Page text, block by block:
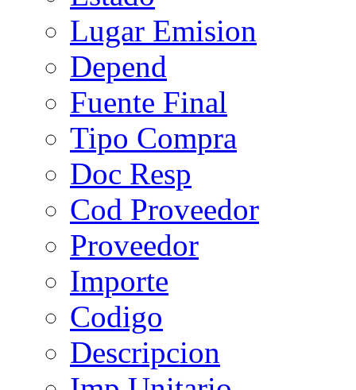
Lugar Emision
Depend
Fuente Final
Tipo Compra
Doc Resp
Cod Proveedor
Proveedor
Importe
Codigo
Descripcion